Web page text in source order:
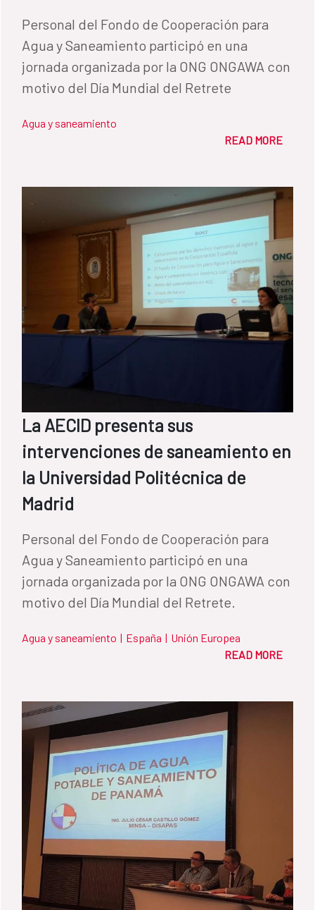
Personal del Fondo de Cooperación para
Agua y Saneamiento participó en una
jornada organizada por la ONG ONGAWA con
motivo del Día Mundial del Retrete
Agua y saneamiento
READ MORE
La AECID presenta sus
intervenciones de saneamiento en
la Universidad Politécnica de
Madrid
Personal del Fondo de Cooperación para
Agua y Saneamiento participó en una
jornada organizada por la ONG ONGAWA con
motivo del Día Mundial del Retrete.
Agua y saneamiento | España | Unión Europea
READ MORE